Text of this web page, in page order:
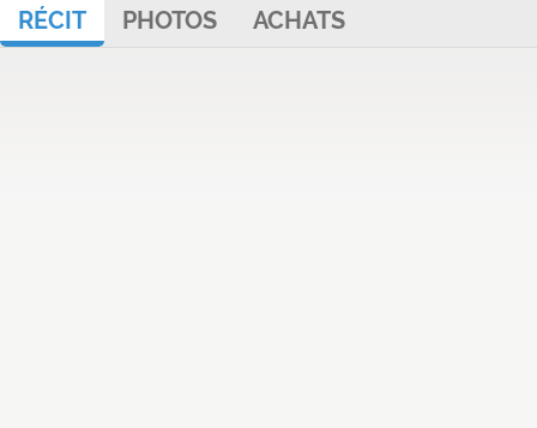
RÉCIT PHOTOS ACHATS